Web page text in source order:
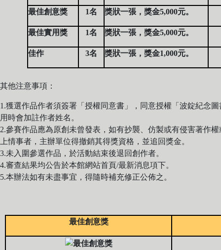
最佳創意獎 1名 獎狀一張，獎金5,000元。
最佳實用獎 1名 獎狀一張，獎金5,000元。
佳作 3名 獎狀一張，獎金1,000元。
其他注意事項：
1.獲選作品作者須簽署「授權同意書」，同意授權「波錠紀念
用時會加註作者姓名。
2.參賽作品應為原創未曾發表，如有抄襲、仿製或有侵害著作
上情事者，主辦單位得撤銷其得獎資格，並追回獎金。
3.未入圍參選作品，於活動結束後退回創作者。
4.審查結果均公告於本館網站首頁/最新消息項下。
5.本辦法如有未盡事宜，得隨時補充修正公佈之。
最佳創意獎